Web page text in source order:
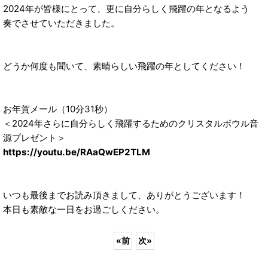
2024年が皆様にとって、更に自分らしく飛躍の年となるよう
奏でさせていただきました。
どうか何度も聞いて、素晴らしい飛躍の年としてください！
お年賀メール（10分31秒）
＜2024年さらに自分らしく飛躍するためのクリスタルボウル音
源プレゼント＞
https://youtu.be/RAaQwEP2TLM
いつも最後までお読み頂きまして、ありがとうございます！
本日も素敵な一日をお過ごしください。
«前 次»